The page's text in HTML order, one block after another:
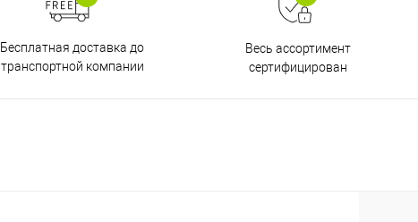
Бесплатная доставка до
транспортной компании
Весь ассортимент
сертифицирован